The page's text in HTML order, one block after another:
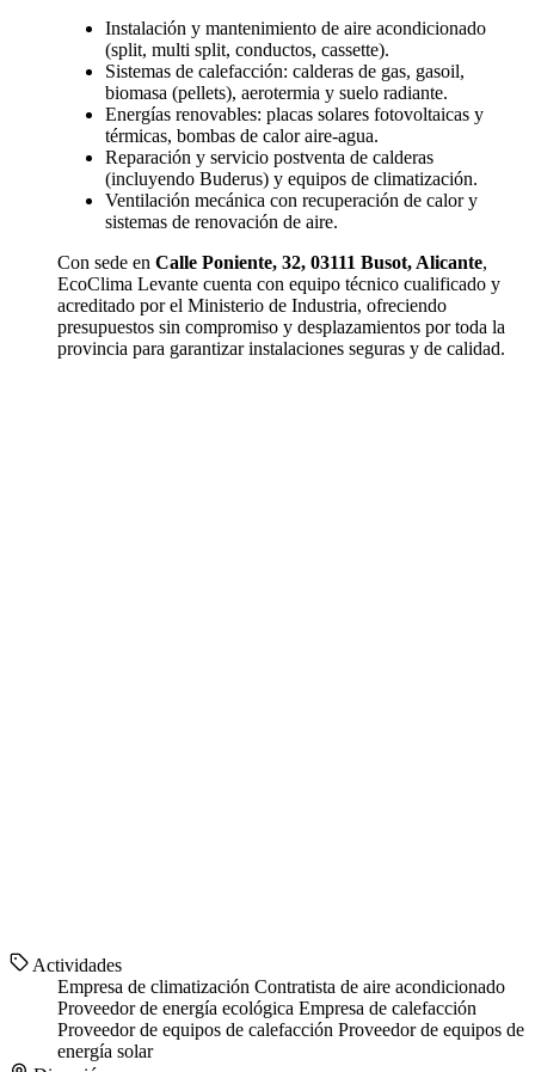
Instalación y mantenimiento de aire acondicionado
(split, multi split, conductos, cassette).
Sistemas de calefacción: calderas de gas, gasoil,
biomasa (pellets), aerotermia y suelo radiante.
Energías renovables: placas solares fotovoltaicas y
térmicas, bombas de calor aire-agua.
Reparación y servicio postventa de calderas
(incluyendo Buderus) y equipos de climatización.
Ventilación mecánica con recuperación de calor y
sistemas de renovación de aire.
Con sede en Calle Poniente, 32, 03111 Busot, Alicante,
EcoClima Levante cuenta con equipo técnico cualificado y
acreditado por el Ministerio de Industria, ofreciendo
presupuestos sin compromiso y desplazamientos por toda la
provincia para garantizar instalaciones seguras y de calidad.
Actividades
Empresa de climatización Contratista de aire acondicionado
Proveedor de energía ecológica Empresa de calefacción
Proveedor de equipos de calefacción Proveedor de equipos de
energía solar